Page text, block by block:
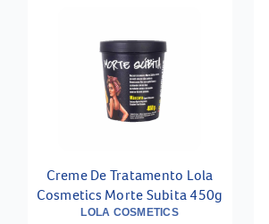
Creme De Tratamento Lola
Cosmetics Morte Subita 450g
LOLA COSMETICS